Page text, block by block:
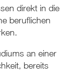
direkt in die
beruflichen
an einer
bereits